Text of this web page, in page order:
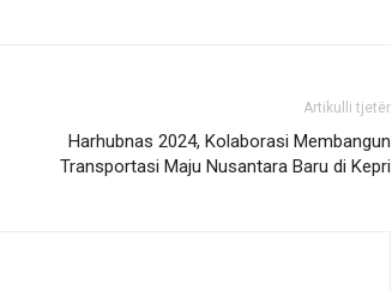
Artikulli tjetër
Harhubnas 2024, Kolaborasi Membangun
Transportasi Maju Nusantara Baru di Kepri